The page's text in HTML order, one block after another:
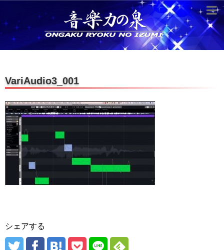
VariAudio3_001
シェアする
超役立つ知識／雑学
knowledge
音のしくみ
作曲技術
compose Tech
世界一わかりやすい音楽理論
名作を分析する
打ち込みテクニックを極める
プロ作曲家オススメ DTM機材